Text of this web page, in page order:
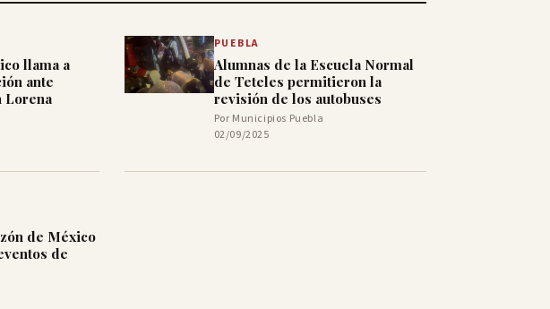
llama a
ante
Lorena
PUEBLA
Alumnas de la Escuela Normal
de Teteles permitieron la
revisión de los autobuses
Por Municipios Puebla
02/09/2025
de México
de